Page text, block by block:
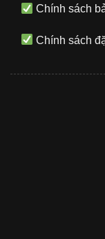
Chính sách
Chính sách